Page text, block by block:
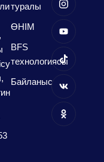
туралы
ӨНІМ
BFS
технологиясы
Байланыс